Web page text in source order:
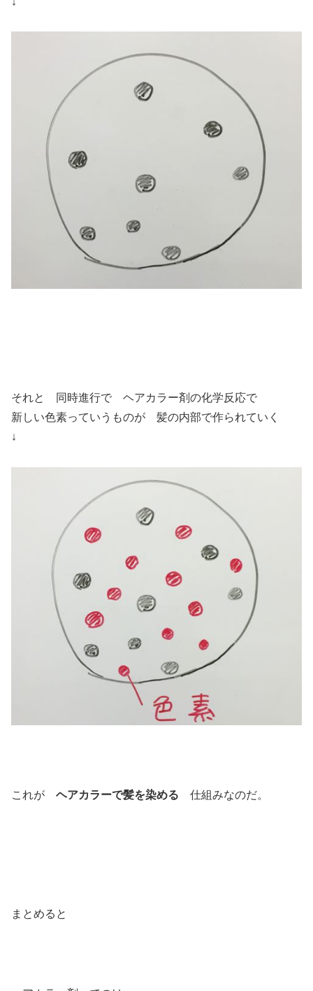
それと 同時進行で ヘアカラー剤の化学反応で
新しい色素っていうものが 髪の内部で作られていく
↓
これが ヘアカラーで髪を染める 仕組みなのだ。
まとめると